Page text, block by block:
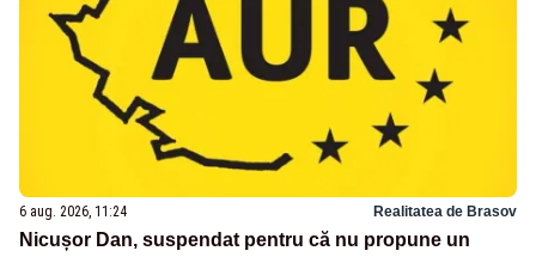
6 aug. 2026, 11:24 Realitatea de Brasov
Nicușor Dan, suspendat pentru că nu propune un